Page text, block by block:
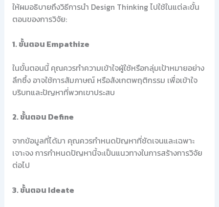
ให้ผมอธิบายถึงวิธีการนำ Design Thinking ไปใช้ในแต่ละขั้น
ตอนของการวิจัย:
1. ขั้นตอน Empathize
ในขั้นตอนนี้ คุณควรทำความเข้าใจผู้ใช้หรือกลุ่มเป้าหมายอย่าง
ลึกซึ้ง อาจใช้การสัมภาษณ์ หรือสังเกตพฤติกรรม เพื่อเข้าใจ
บริบทและปัญหาที่พวกเขาประสบ
2. ขั้นตอน Define
จากข้อมูลที่ได้มา คุณควรกำหนดปัญหาที่ชัดเจนและเฉพาะ
เจาะจง การกำหนดปัญหานี้จะเป็นแนวทางในการสร้างการวิจัย
ต่อไป
3. ขั้นตอน Ideate